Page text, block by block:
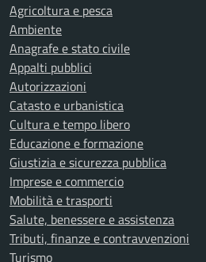
Agricoltura e pesca
Ambiente
Anagrafe e stato civile
Appalti pubblici
Autorizzazioni
Catasto e urbanistica
Cultura e tempo libero
Educazione e formazione
Giustizia e sicurezza pubblica
Imprese e commercio
Mobilità e trasporti
Salute, benessere e assistenza
Tributi, finanze e contravvenzioni
Turismo